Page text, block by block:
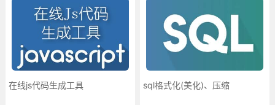
在线js代码生成工具 sql格式化(美化)、压缩